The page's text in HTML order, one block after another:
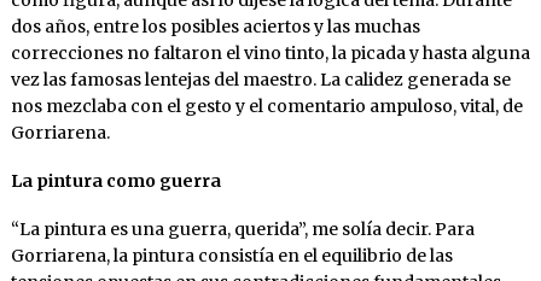
dos años, entre los posibles aciertos y las muchas
correcciones no faltaron el vino tinto, la picada y hasta alguna
vez las famosas lentejas del maestro. La calidez generada se
nos mezclaba con el gesto y el comentario ampuloso, vital, de
Gorriarena.
La pintura como guerra
“La pintura es una guerra, querida”, me solía decir. Para
Gorriarena, la pintura consistía en el equilibrio de las